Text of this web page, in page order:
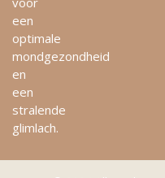
een
optimale
mondgezondheid
en
een
stralende
glimlach.